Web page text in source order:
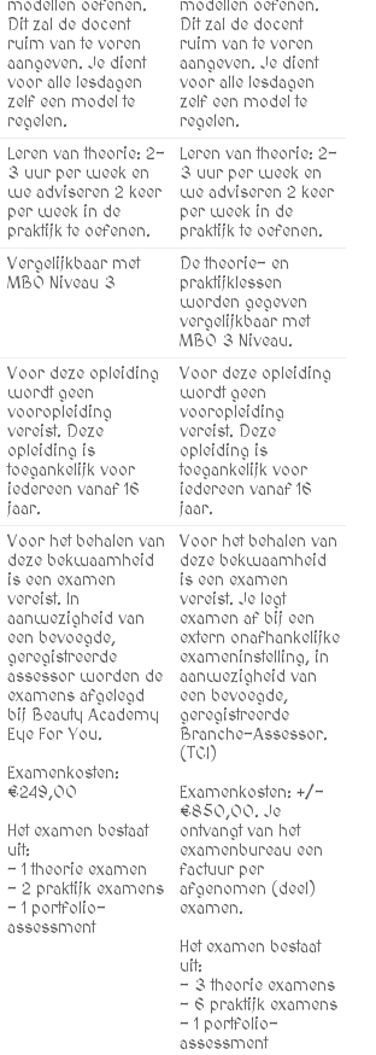
modellen oefenen.
Dit zal de docent
ruim van te voren
aangeven. Je dient
voor alle lesdagen
zelf een model te
regelen.
modellen oefenen.
Dit zal de docent
ruim van te voren
aangeven. Je dient
voor alle lesdagen
zelf een model te
regelen.
Leren van theorie: 2-
3 uur per week en
we adviseren 2 keer
per week in de
praktijk te oefenen.
Leren van theorie: 2-
3 uur per week en
we adviseren 2 keer
per week in de
praktijk te oefenen.
Vergelijkbaar met
MBO Niveau 3
De theorie- en
praktijklessen
worden gegeven
vergelijkbaar met
MBO 3 Niveau.
Voor deze opleiding
wordt geen
vooropleiding
vereist. Deze
opleiding is
toegankelijk voor
iedereen vanaf 16
jaar.
Voor deze opleiding
wordt geen
vooropleiding
vereist. Deze
opleiding is
toegankelijk voor
iedereen vanaf 16
jaar.
Voor het behalen van
deze bekwaamheid
is een examen
vereist. In
aanwezigheid van
een bevoegde,
geregistreerde
assessor worden de
examens afgelegd
bij Beauty Academy
Eye For You.
Examenkosten:
€249,00
Het examen bestaat
uit:
- 1 theorie examen
- 2 praktijk examens
- 1 portfolio-
assessment
Voor het behalen van
deze bekwaamheid
is een examen
vereist. Je legt
examen af bij een
extern onafhankelijke
exameninstelling, in
aanwezigheid van
een bevoegde,
geregistreerde
Branche-Assessor.
(TCI)
Examenkosten: +/-
€850,00. Je
ontvangt van het
examenbureau een
factuur per
afgenomen (deel)
examen.
Het examen bestaat
uit:
- 3 theorie examens
- 6 praktijk examens
- 1 portfolio-
assessment